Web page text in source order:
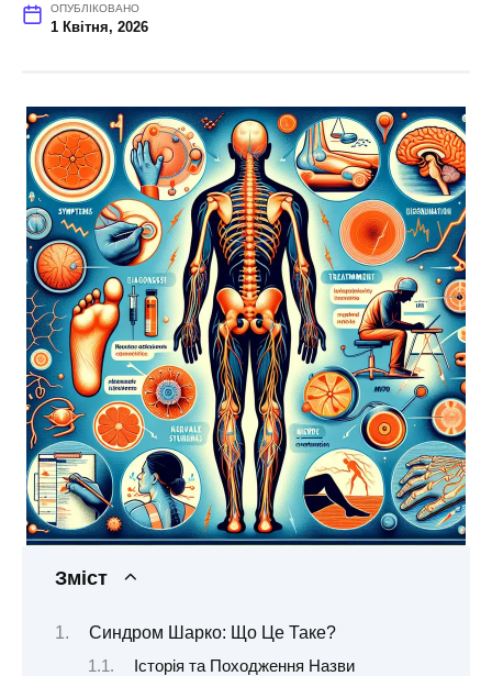
ОПУБЛІКОВАНО
1 Квітня, 2026
Зміст
Синдром Шарко: Що Це Таке?
Історія та Походження Назви